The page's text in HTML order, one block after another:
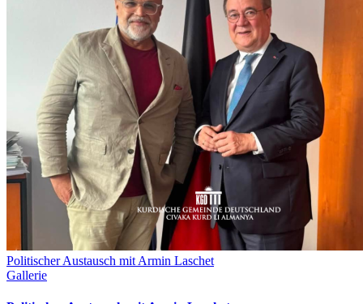
Politischer Austausch mit Armin Laschet
Gallerie